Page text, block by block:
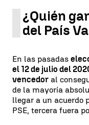
¿Quién
del País
En las pasadas
el 12 de julio del
vencedor al
de la mayoría
llegar a un acuerdo
PSE, tercera fuera